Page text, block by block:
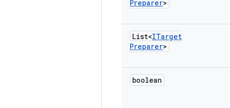
Preparer>
List<ITarget
Preparer>
boolean